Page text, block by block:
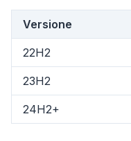
Versione
22H2
23H2
24H2+